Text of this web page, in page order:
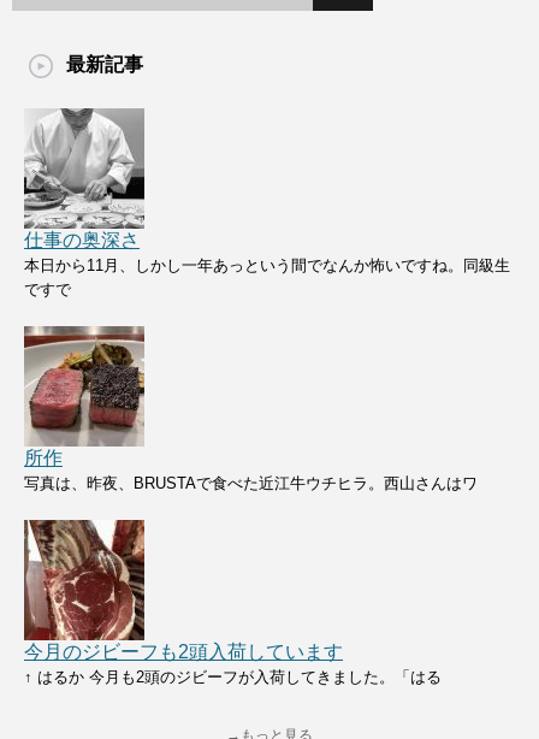
最新記事
仕事の奥深さ
本日から11月、しかし一年あっという間でなんか怖いですね。同級生
ですで
所作
写真は、昨夜、BRUSTAで食べた近江牛ウチヒラ。西山さんはワ
今月のジビーフも2頭入荷しています
↑ はるか 今月も2頭のジビーフが入荷してきました。「はる